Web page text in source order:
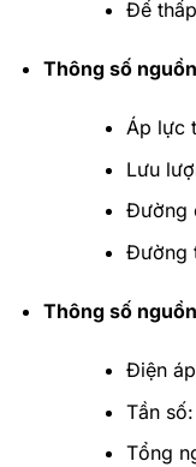
Đế
Thông số
Áp lực
Lưu
Đường
Đường
Thông số
Điện
Tần
Tổng